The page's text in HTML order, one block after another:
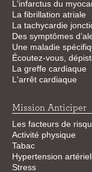
L'infarctus du
La fibrillation atriale
La tachycardie
Des symptômes
Une maladie
Écoutez-vous,
La greffe cardiaque
L'arrêt cardiaque
Mission Anticiper
Les facteurs de
Activité physique
Tabac
Hypertension
Stress